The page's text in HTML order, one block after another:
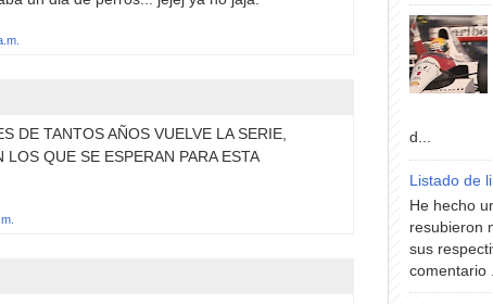
DE TANTOS AÑOS VUELVE LA SERIE,
QUE SE ESPERAN PARA ESTA
d...
Listado de
He hecho
resubieron
sus
comentario